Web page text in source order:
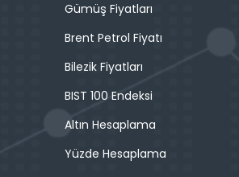
Gümüş Fiyatları
Brent Petrol Fiyatı
Bilezik Fiyatları
BIST 100 Endeksi
Altın Hesaplama
Yüzde Hesaplama